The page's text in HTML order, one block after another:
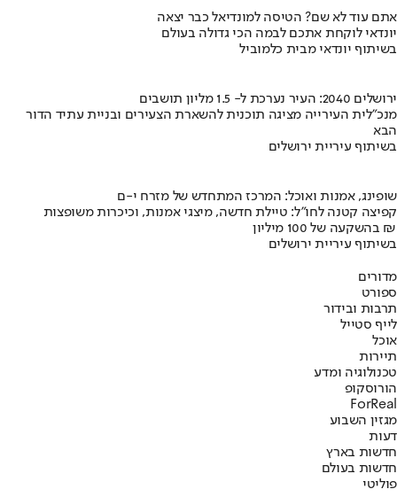
אתם עוד לא שם? הטיסה למונדיאל כבר יצאה
יונדאי לוקחת אתכם לבמה הכי גדולה בעולם
בשיתוף יונדאי מבית כלמוביל
ירושלים 2040: העיר נערכת ל- 1.5 מליון תושבים
מנכ"לית העירייה מציגה תוכנית להשארת הצעירים ובניית עתיד הדור
הבא
בשיתוף עיריית ירושלים
שופינג, אמנות ואוכל: המרכז המתחדש של מזרח י-ם
קפיצה קטנה לחו"ל: טיילת חדשה, מיצגי אמנות, וכיכרות משופצות
בהשקעה של 100 מיליון ₪
בשיתוף עיריית ירושלים
מדורים
ספורט
תרבות ובידור
לייף סטייל
אוכל
תיירות
טכנולוגיה ומדע
הורוסקופ
ForReal
מגזין השבוע
דעות
חדשות בארץ
חדשות בעולם
פוליטי